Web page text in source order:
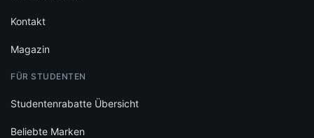
Kontakt
Magazin
FÜR STUDENTEN
Studentenrabatte Übersicht
Beliebte Marken